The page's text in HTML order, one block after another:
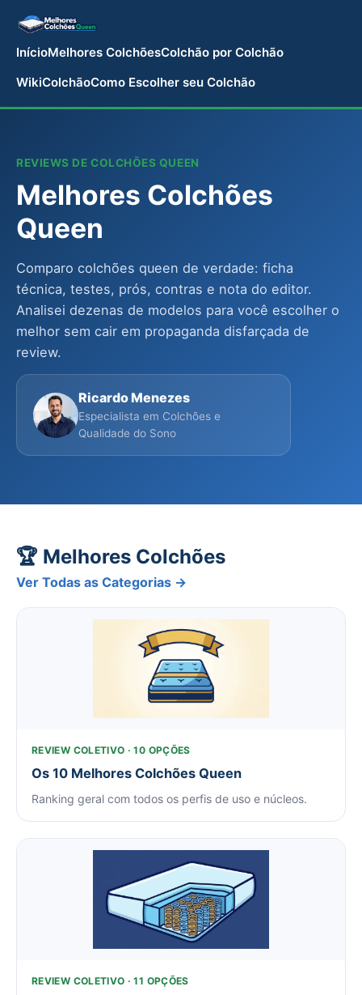
InícioMelhores ColchõesColchão por Colchão
WikiColchãoComo Escolher seu Colchão
REVIEWS DE COLCHÕES QUEEN
Melhores Colchões
Queen
Comparo colchões queen de verdade: ficha
técnica, testes, prós, contras e nota do editor.
Analisei dezenas de modelos para você escolher o
melhor sem cair em propaganda disfarçada de
review.
Ricardo Menezes
Especialista em Colchões e
Qualidade do Sono
🏆 Melhores Colchões
Ver Todas as Categorias →
REVIEW COLETIVO · 10 OPÇÕES
Os 10 Melhores Colchões Queen
Ranking geral com todos os perfis de uso e núcleos.
REVIEW COLETIVO · 11 OPÇÕES